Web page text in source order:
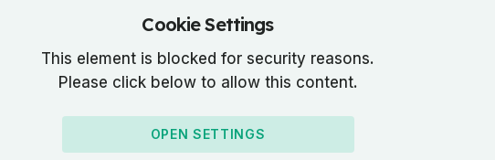
Cookie Settings
This element is blocked for security reasons.
Please click below to allow this content.
OPEN SETTINGS